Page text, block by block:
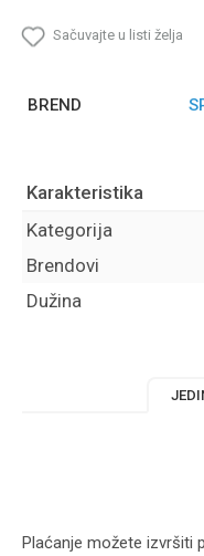
Sačuvajte u listi želja
BREND
Karakteristika
Kategorija
Brendovi
Dužina
Plaćanje možete izvršiti